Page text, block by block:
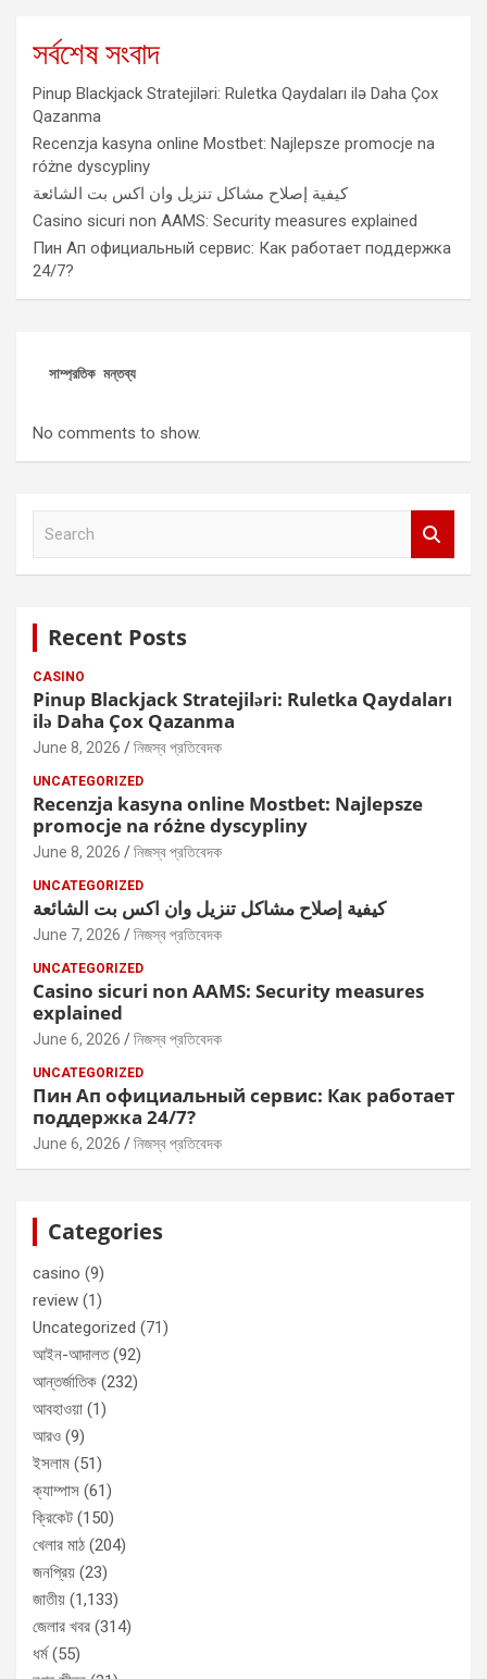
সর্বশেষ সংবাদ
Pinup Blackjack Stratejiləri: Ruletka Qaydaları ilə Daha Çox
Qazanma
Recenzja kasyna online Mostbet: Najlepsze promocje na
różne dyscypliny
كيفية إصلاح مشاكل تنزيل وان اكس بت الشائعة
Casino sicuri non AAMS: Security measures explained
Пин Ап официальный сервис: Как работает поддержка
24/7?
সাম্প্রতিক মন্তব্য
No comments to show.
Recent Posts
CASINO
Pinup Blackjack Stratejiləri: Ruletka Qaydaları
ilə Daha Çox Qazanma
June 8, 2026 নিজস্ব প্রতিবেদক
UNCATEGORIZED
Recenzja kasyna online Mostbet: Najlepsze
promocje na różne dyscypliny
June 8, 2026 নিজস্ব প্রতিবেদক
UNCATEGORIZED
كيفية إصلاح مشاكل تنزيل وان اكس بت الشائعة
June 7, 2026 নিজস্ব প্রতিবেদক
UNCATEGORIZED
Casino sicuri non AAMS: Security measures
explained
June 6, 2026 নিজস্ব প্রতিবেদক
UNCATEGORIZED
Пин Ап официальный сервис: Как работает
поддержка 24/7?
June 6, 2026 নিজস্ব প্রতিবেদক
Categories
casino (9)
review (1)
Uncategorized (71)
আইন-আদালত(92)
আন্তর্জাতিক (232)
আবহাওয়া (1)
আরও (9)
ইসলাম (51)
ক্যাম্পাস (61)
ক্রিকেট (150)
খেলার মাঠ (204)
জনপ্রিয় (23)
জাতীয় (1,133)
জেলার খবর (314)
ধর্ম(55)